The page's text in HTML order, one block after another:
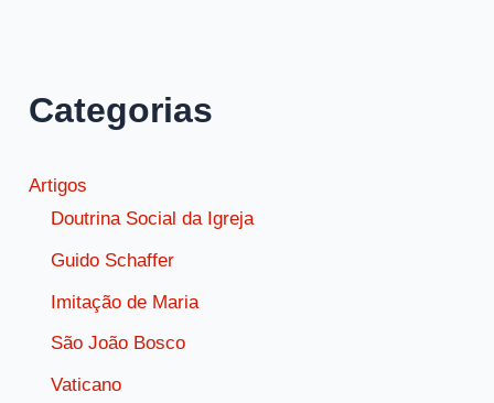
Categorias
Artigos
Doutrina Social da Igreja
Guido Schaffer
Imitação de Maria
São João Bosco
Vaticano